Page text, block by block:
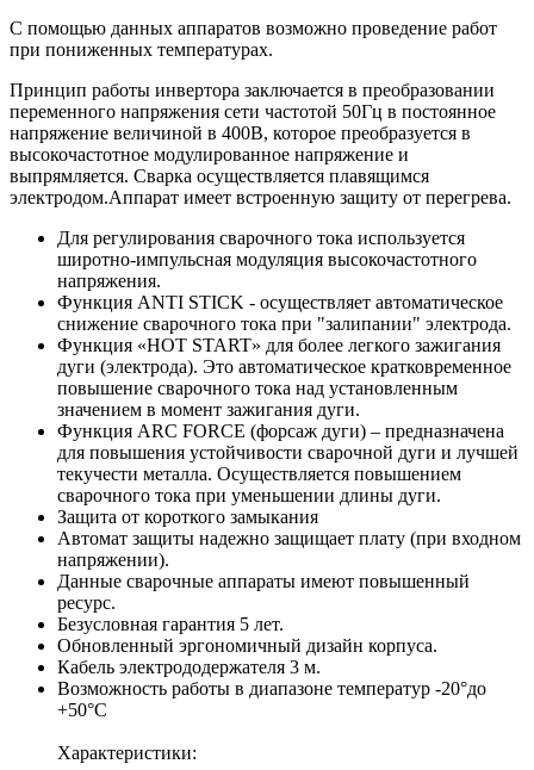
С помощью данных аппаратов возможно проведение работ
при пониженных температурах.
Принцип работы инвертора заключается в преобразовании
переменного напряжения сети частотой 50Гц в постоянное
напряжение величиной в 400В, которое преобразуется в
высокочастотное модулированное напряжение и
выпрямляется. Сварка осуществляется плавящимся
электродом.Аппарат имеет встроенную защиту от перегрева.
Для регулирования сварочного тока используется
широтно-импульсная модуляция высокочастотного
напряжения.
Функция ANTI STICK - осуществляет автоматическое
снижение сварочного тока при "залипании" электрода.
Функция «HOT START» для более легкого зажигания
дуги (электрода). Это автоматическое кратковременное
повышение сварочного тока над установленным
значением в момент зажигания дуги.
Функция ARC FORCE (форсаж дуги) – предназначена
для повышения устойчивости сварочной дуги и лучшей
текучести металла. Осуществляется повышением
сварочного тока при уменьшении длины дуги.
Защита от короткого замыкания
Автомат защиты надежно защищает плату (при входном
напряжении).
Данные сварочные аппараты имеют повышенный
ресурс.
Безусловная гарантия 5 лет.
Обновленный эргономичный дизайн корпуса.
Кабель электрододержателя 3 м.
Возможность работы в диапазоне температур -20°до
+50°С
Характеристики: